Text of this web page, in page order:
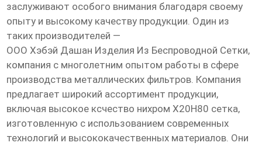
заслуживают особого внимания благодаря своему
опыту и высокому качеству продукции. Один из
таких производителей —
ООО Хэбэй Дашан Изделия Из Беспроводной Сетки,
компания с многолетним опытом работы в сфере
производства металлических фильтров. Компания
предлагает широкий ассортимент продукции,
включая высокое ксчество нихром Х20Н80 сетка,
изготовленную с использованием современных
технологий и высококачественных материалов. Они